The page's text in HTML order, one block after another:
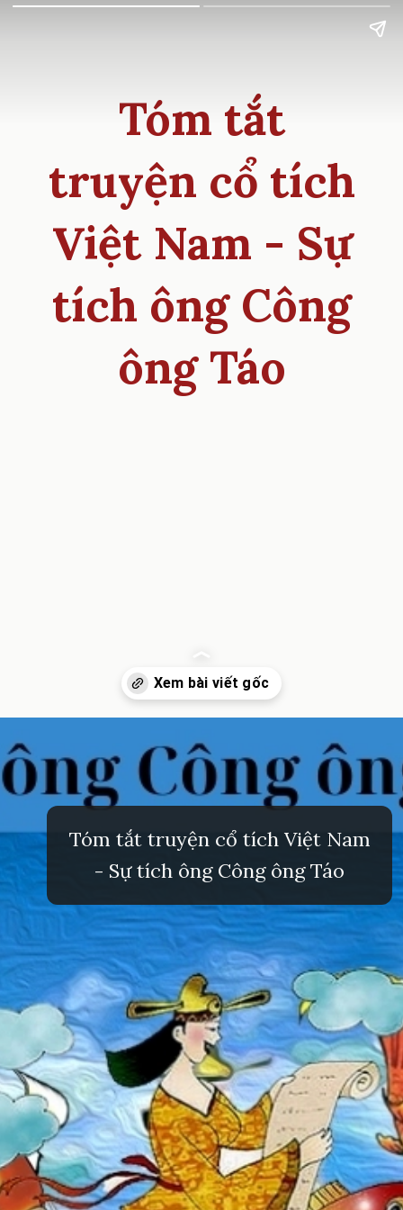
Tóm tắt
truyện cổ tích
Việt Nam - Sự
tích ông Công
ông Táo
Tóm tắt truyện cổ tích Việt Nam
- Sự tích ông Công ông Táo